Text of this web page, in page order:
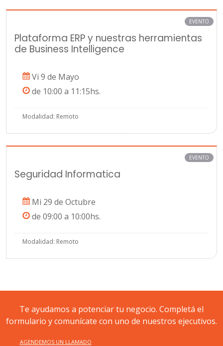
EVENTO
Plataforma ERP y nuestras herramientas
de Business Intelligence
Vi 9 de Mayo
de 10:00 a 11:15hs.
Modalidad: Remoto
EVENTO
Seguridad Informatica
Mi 29 de Octubre
de 09:00 a 10:00hs.
Modalidad: Remoto
Te ayudamos a potenciar tu negocio. Completá el
formulario y comunícate con uno de nuestros ejecutivos.
AGENDEMOS UN LLAMADO